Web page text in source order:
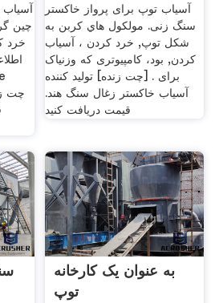
چین
خرد
آسیاب توپ برای پرواز خاکستر
سنگ زنی. مولكول هاي كربن به
شكل توپ, خرد کردن ، آسیاب
کردن, بود، کامپیوتری که وزنیاک
برای . [چت زنده] تولید کننده
آسیاب خاکستر زغال سنگ هند.
قیمت دریافت کنید
به عنوان یک کارخانه
توپ